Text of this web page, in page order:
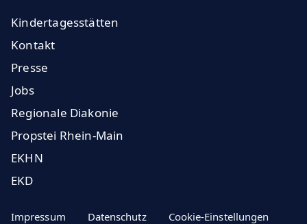
Kindertagesstätten
Kontakt
Presse
Jobs
Regionale Diakonie
Propstei Rhein-Main
EKHN
EKD
Impressum Datenschutz Cookie-Einstellungen